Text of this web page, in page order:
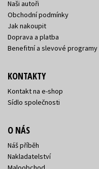
Naši autoři
Obchodní podmínky
Jak nakoupit
Doprava a platba
Benefitní a slevové programy
KONTAKTY
Kontakt na e-shop
Sídlo společnosti
O NÁS
Náš příběh
Nakladatelství